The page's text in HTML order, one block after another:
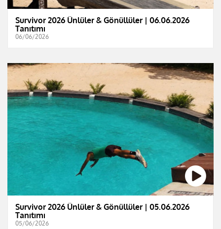
Survivor 2026 Ünlüler & Gönüllüler | 06.06.2026
Tanıtımı
06/06/2026
Survivor 2026 Ünlüler & Gönüllüler | 05.06.2026
Tanıtımı
05/06/2026